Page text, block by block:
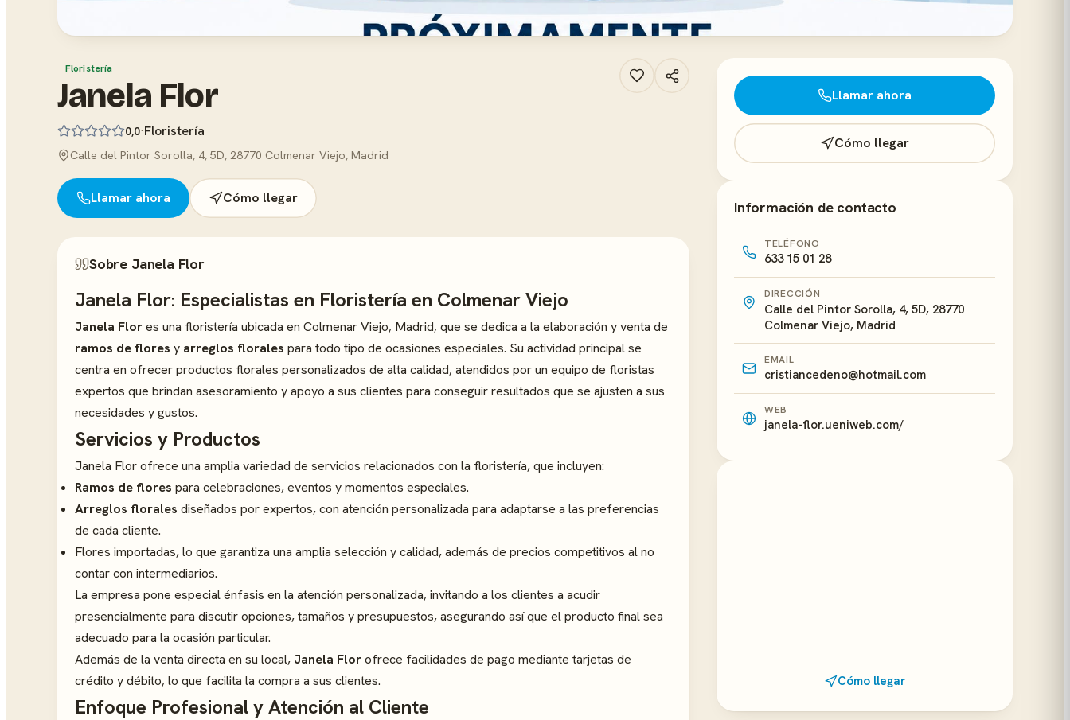
Floristería
Janela Flor
0,0·Floristería
Calle del Pintor Sorolla, 4, 5D, 28770 Colmenar Viejo, Madrid
Llamar ahora Cómo llegar
Sobre Janela Flor
Janela Flor: Especialistas en Floristería en Colmenar Viejo
Janela Flores una floristería ubicada en Colmenar Viejo, Madrid, que se dedica a la elaboración y venta de
ramos de flores y arreglos florales para todo tipo de ocasiones especiales. Su actividad principal se
centra en ofrecer productos florales personalizados de alta calidad, atendidos por un equipo de floristas
expertos que brindan asesoramiento y apoyo a sus clientes para conseguir resultados que se ajusten a sus
necesidades y gustos.
Servicios y Productos
Janela Flor ofrece una amplia variedad de servicios relacionados con la floristería, que incluyen:
Ramos de flores para celebraciones, eventos y momentos especiales.
Arreglos florales diseñados por expertos, con atención personalizada para adaptarse a las preferencias
de cada cliente.
Flores importadas, lo que garantiza una amplia selección y calidad, además de precios competitivos al no
contar con intermediarios.
La empresa pone especial énfasis en la atención personalizada, invitando a los clientes a acudir
presencialmente para discutir opciones, tamaños y presupuestos, asegurando así que el producto final sea
adecuado para la ocasión particular.
Además de la venta directa en su local, Janela Florofrece facilidades de pago mediante tarjetas de
crédito y débito, lo que facilita la compra a sus clientes.
Enfoque Profesional y Atención al Cliente
Llamar ahora
Cómo llegar
Información de contacto
TELÉFONO
633 15 01 28
DIRECCIÓN
Calle del Pintor Sorolla, 4, 5D, 28770
Colmenar Viejo, Madrid
EMAIL
cristiancedeno@hotmail.com
WEB
janela-flor.ueniweb.com/
Cómo llegar